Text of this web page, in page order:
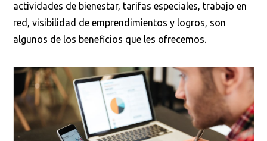
actividades de bienestar, tarifas especiales, trabajo en
red, visibilidad de emprendimientos y logros, son
algunos de los beneficios que les ofrecemos.